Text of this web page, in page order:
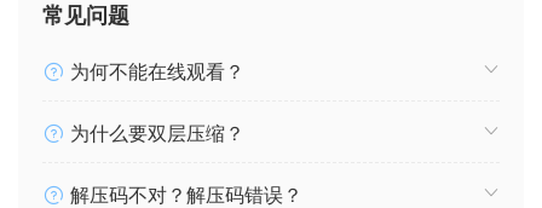
常见问题
为何不能在线观看？
为什么要双层压缩？
解压码不对？解压码错误？